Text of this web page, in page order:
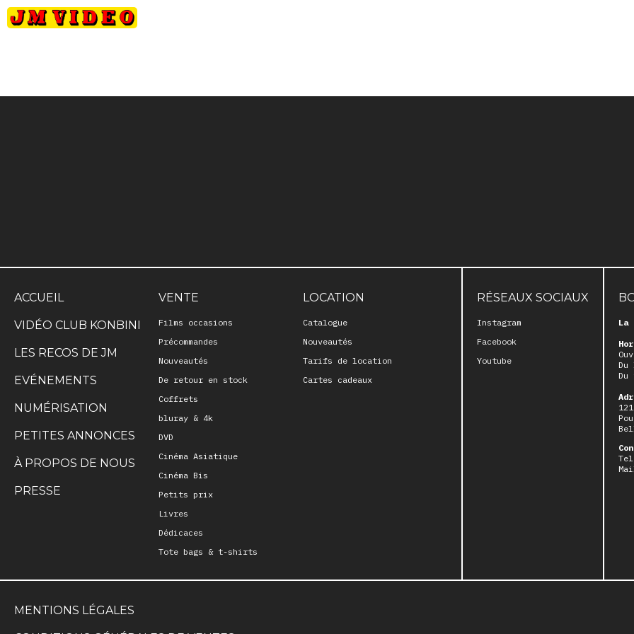
ACCUEIL VENTE
Films occasions
Précommandes
Nouveautés
De retour en stock
Coffrets
bluray & 4k
DVD
Cinéma Asiatique
Cinéma Bis
Petits prix
Livres
Dédicaces
Tote bags & t-shirts
LOCATION
Catalogue
Nouveautés
Tarifs de location
Cartes cadeaux
VIDÉO CLUB KONBINI
LES RECOS DE JM
EVÉNEMENTS
NUMÉRISATION
PETITES ANNONCES
À PROPOS DE NOUS
PRESSE
RÉSEAUX SOCIAUX
Instagram
Facebook
Youtube
La
MENTIONS LÉGALES